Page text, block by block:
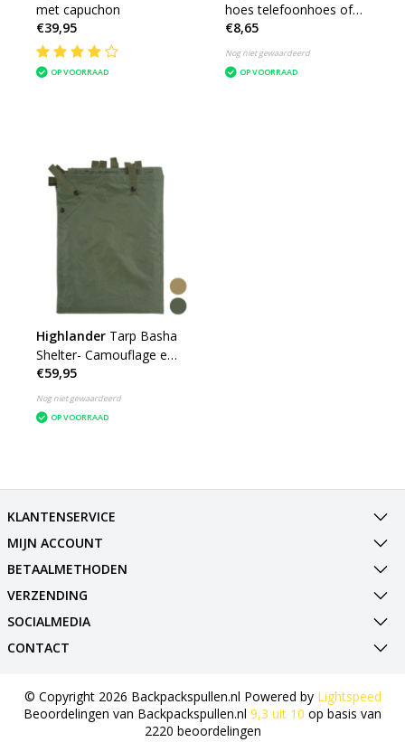
met capuchon
€39,95
OP VOORRAAD
hoes telefoonhoes of
camerahoes
€8,65
Nog niet gewaardeerd
OP VOORRAAD
Highlander Tarp Basha
Shelter- Camouflage en
Olive
€59,95
Nog niet gewaardeerd
OP VOORRAAD
KLANTENSERVICE
MIJN ACCOUNT
BETAALMETHODEN
VERZENDING
SOCIALMEDIA
CONTACT
© Copyright 2026 Backpackspullen.nl Powered by Lightspeed
Beoordelingen van Backpackspullen.nl 9,3 uit 10 op basis van
2220 beoordelingen